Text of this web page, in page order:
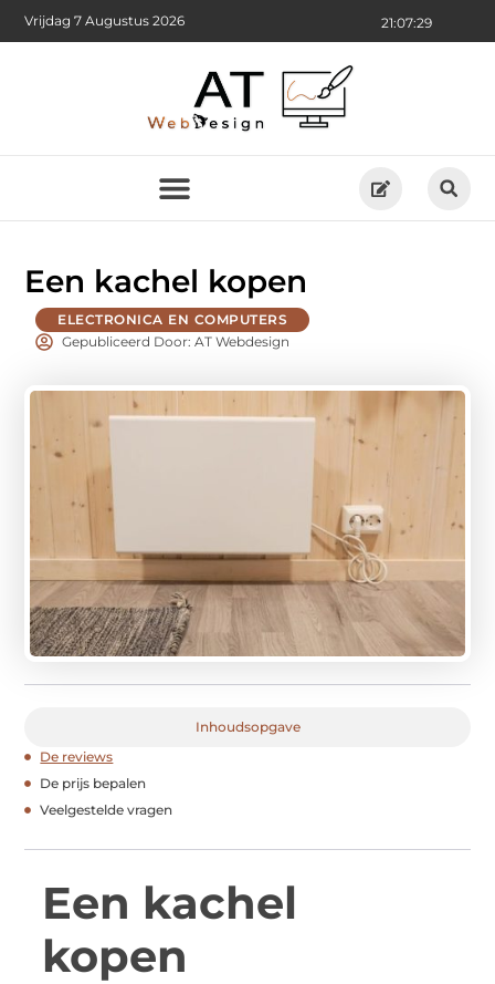
21:07:30
Vrijdag 7 Augustus 2026
Een kachel kopen
ELECTRONICA EN COMPUTERS
Gepubliceerd Door: AT Webdesign
Inhoudsopgave
De reviews
De prijs bepalen
Veelgestelde vragen
Een kachel
kopen